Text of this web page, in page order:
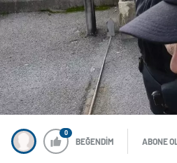
0
BEĞENDİM ABONE